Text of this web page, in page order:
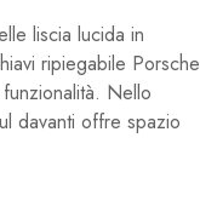
liscia lucida in
ripiegabile Porsche
Nello
davanti offre spazio